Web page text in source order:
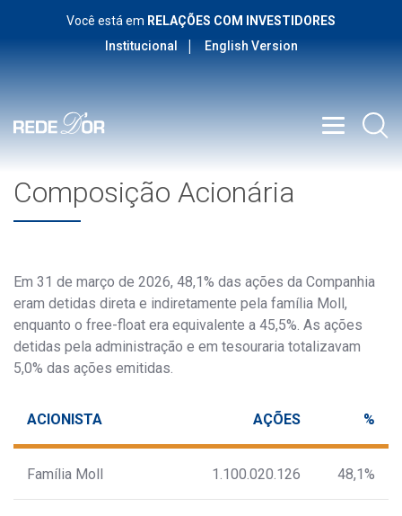
Você está em RELAÇÕES COM INVESTIDORES
Institucional
English Version
Composição Acionária
Em 31 de março de 2026, 48,1% das ações da Companhia
eram detidas direta e indiretamente pela família Moll,
enquanto o free-float era equivalente a 45,5%. As ações
detidas pela administração e em tesouraria totalizavam
5,0% das ações emitidas.
ACIONISTA AÇÕES %
Família Moll 1.100.020.126 48,1%